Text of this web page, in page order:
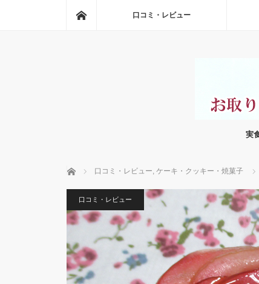
口コミ・レビュー
実
ホーム 口コミ・レビュー, ケーキ・クッキー・焼菓子
口コミ・レビュー